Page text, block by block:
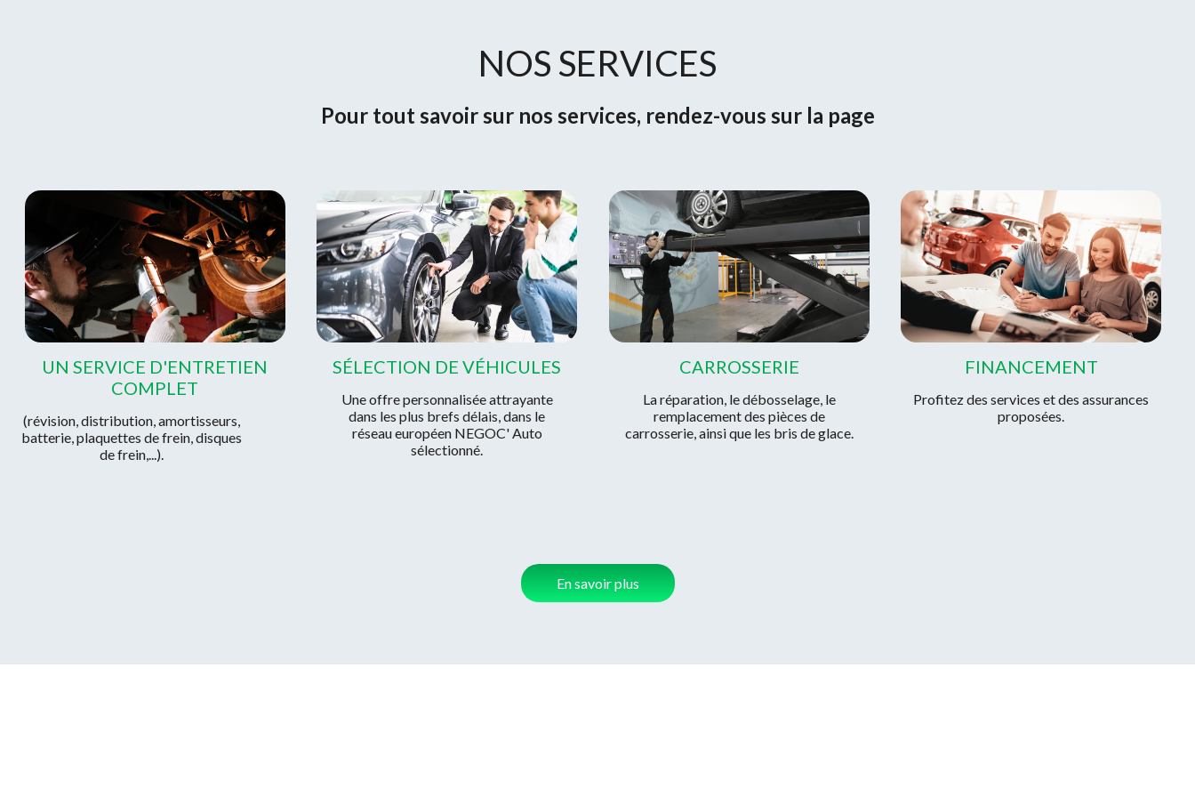
NOS SERVICES
Pour tout savoir sur nos services, rendez-vous sur la page
UN SERVICE D'ENTRETIEN
COMPLET
(révision, distribution, amortisseurs,
batterie, plaquettes de frein, disques
de frein,...).
SÉLECTION DE VÉHICULES
Une offre personnalisée attrayante
dans les plus brefs délais, dans le
réseau européen NEGOC' Auto
sélectionné.
CARROSSERIE
La réparation, le débosselage, le
remplacement des pièces de
carrosserie, ainsi que les bris de glace.
FINANCEMENT
Profitez des services et des assurances
proposées.
En savoir plus